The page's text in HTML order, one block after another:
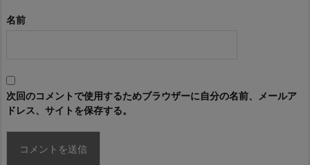
名前
次回のコメントで使用するためブラウザーに自分の名前、メールア
ドレス、サイトを保存する。